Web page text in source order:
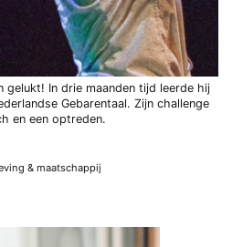
gelukt! In drie maanden tijd leerde hij
Gebarentaal. Zijn challenge
en een optreden.
& maatschappij